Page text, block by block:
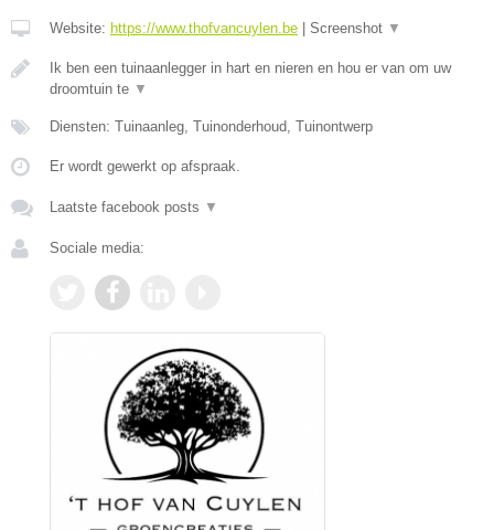
Website: https://www.thofvancuylen.be Screenshot ▼
Ik ben een tuinaanlegger in hart en nieren en hou er van om uw
droomtuin te ▼
Diensten: Tuinaanleg, Tuinonderhoud, Tuinontwerp
Er wordt gewerkt op afspraak.
Laatste facebook posts ▼
Sociale media: